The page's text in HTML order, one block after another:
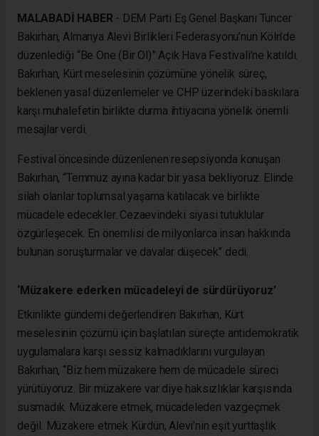
MALABADİ HABER - DEM Parti Eş Genel Başkanı Tuncer
Bakırhan, Almanya Alevi Birlikleri Federasyonu’nun Köln’de
düzenlediği “Be One (Bir Ol)” Açık Hava Festivali’ne katıldı.
Bakırhan, Kürt meselesinin çözümüne yönelik süreç,
beklenen yasal düzenlemeler ve CHP üzerindeki baskılara
karşı muhalefetin birlikte durma ihtiyacına yönelik önemli
mesajlar verdi.
Festival öncesinde düzenlenen resepsiyonda konuşan
Bakırhan, “Temmuz ayına kadar bir yasa bekliyoruz. Elinde
silah olanlar toplumsal yaşama katılacak ve birlikte
mücadele edecekler. Cezaevindeki siyasi tutuklular
özgürleşecek. En önemlisi de milyonlarca insan hakkında
bulunan soruşturmalar ve davalar düşecek” dedi.
‘Müzakere ederken mücadeleyi de sürdürüyoruz’
Etkinlikte gündemi değerlendiren Bakırhan, Kürt
meselesinin çözümü için başlatılan süreçte antidemokratik
uygulamalara karşı sessiz kalmadıklarını vurgulayan
Bakırhan, “Biz hem müzakere hem de mücadele süreci
yürütüyoruz. Bir müzakere var diye haksızlıklar karşısında
susmadık. Müzakere etmek, mücadeleden vazgeçmek
değil. Müzakere etmek Kürdün, Alevi’nin eşit yurttaşlık